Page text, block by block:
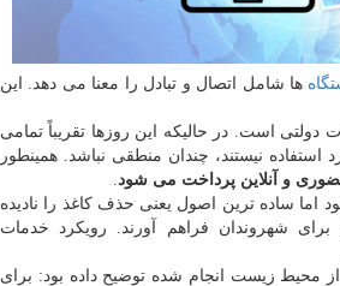
ها شامل اتصال و تبادل را معنا می دهد. این
است. در حالیكه این روزها تقریباً تمامی
نیستند، چندان منطقی نباشد. همینطور
و آنلاین پرداخت می شود
اما ساده ترین اصول یعنی حذف كاغذ را نادیده
شهروندان فراهم آورند. رویكرد خدمات
محیط زیست انجام شده توضیح داده بود: برای